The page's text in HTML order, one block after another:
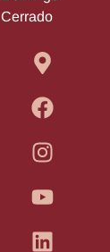
Cerrado